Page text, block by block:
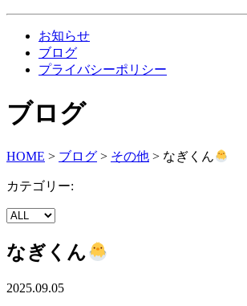
お知らせ
ブログ
プライバシーポリシー
ブログ
HOME > ブログ > その他 > なぎくん
カテゴリー:
なぎくん
2025.09.05